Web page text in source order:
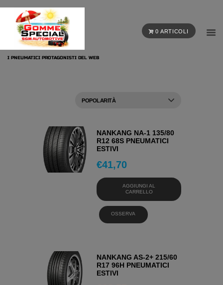
0 ARTICOLI
I PNEUMATICI PROTAGONISTI DEL WEB
NANKANG NA-1 135/80
R12 68S PNEUMATICI
ESTIVI
€41,70
AGGIUNGI AL
CARRELLO
OSSERVA
NANKANG AS-2+ 215/60
R17 96H PNEUMATICI
ESTIVI